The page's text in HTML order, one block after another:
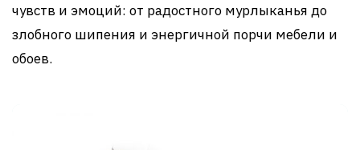
чувств и эмоций: от радостного мурлыканья до
злобного шипения и энергичной порчи мебели и
обоев.